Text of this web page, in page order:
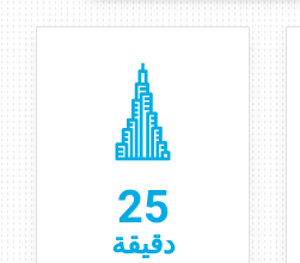
25
دقيقة